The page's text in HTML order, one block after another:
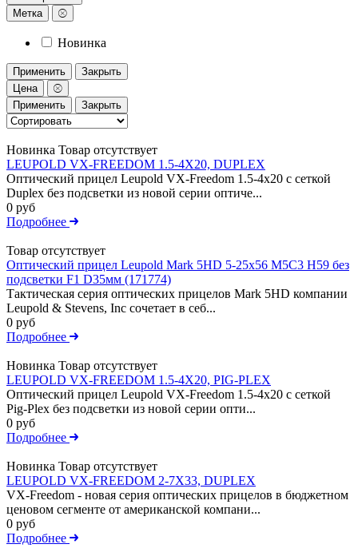
Метка
Новинка
Применить
Закрыть
Цена
Применить
Закрыть
Новинка Товар отсутствует
LEUPOLD VX-FREEDOM 1.5-4X20, DUPLEX
Оптический прицел Leupold VX-Freedom 1.5-4x20 c сеткой
Duplex без подсветки из новой серии оптиче...
0 руб
Подробнее
Товар отсутствует
Оптический прицел Leupold Mark 5HD 5-25x56 M5C3 H59 без
подсветки F1 D35мм (171774)
Тактическая серия оптических прицелов Mark 5HD компании
Leupold & Stevens, Inc сочетает в себ...
0 руб
Подробнее
Новинка Товар отсутствует
LEUPOLD VX-FREEDOM 1.5-4X20, PIG-PLEX
Оптический прицел Leupold VX-Freedom 1.5-4x20 c сеткой
Pig-Plex без подсветки из новой серии опти...
0 руб
Подробнее
Новинка Товар отсутствует
LEUPOLD VX-FREEDOM 2-7X33, DUPLEX
VX-Freedom - новая серия оптических прицелов в бюджетном
ценовом сегменте от американской компани...
0 руб
Подробнее